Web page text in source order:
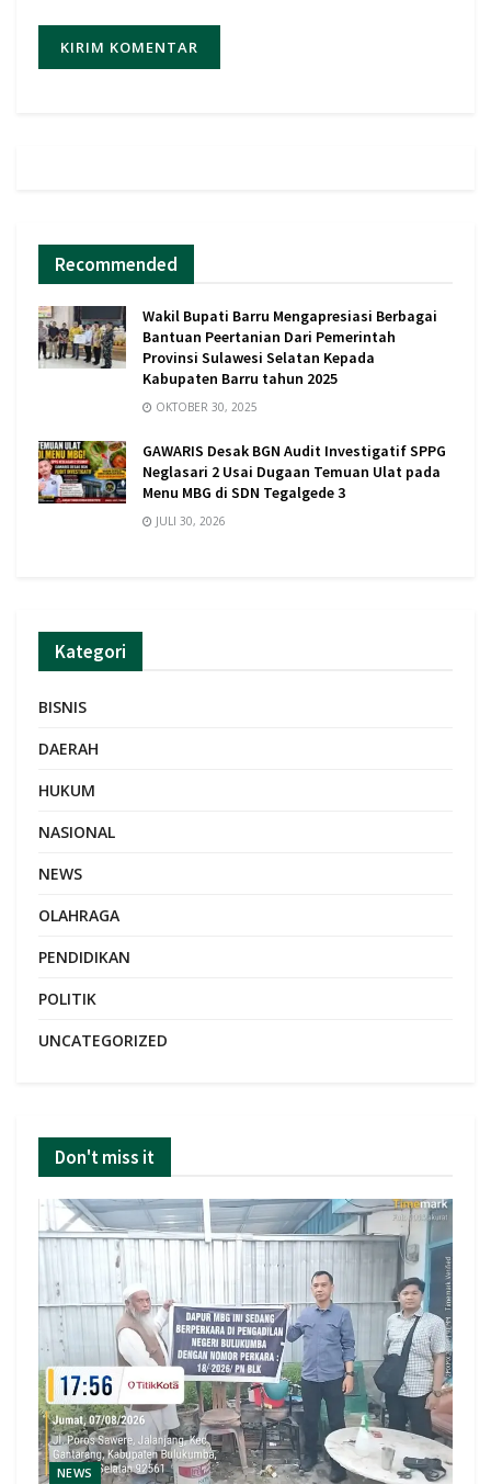
Recommended
Wakil Bupati Barru Mengapresiasi Berbagai
Bantuan Peertanian Dari Pemerintah
Provinsi Sulawesi Selatan Kepada
Kabupaten Barru tahun 2025
OKTOBER 30, 2025
GAWARIS Desak BGN Audit Investigatif SPPG
Neglasari 2 Usai Dugaan Temuan Ulat pada
Menu MBG di SDN Tegalgede 3
JULI 30, 2026
Kategori
BISNIS
DAERAH
HUKUM
NASIONAL
NEWS
OLAHRAGA
PENDIDIKAN
POLITIK
UNCATEGORIZED
Don't miss it
NEWS